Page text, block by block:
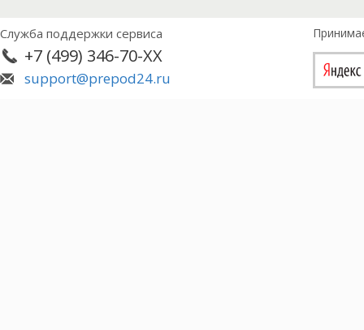
Служба поддержки сервиса
+7 (499) 346-70-XX
support@prepod24.ru